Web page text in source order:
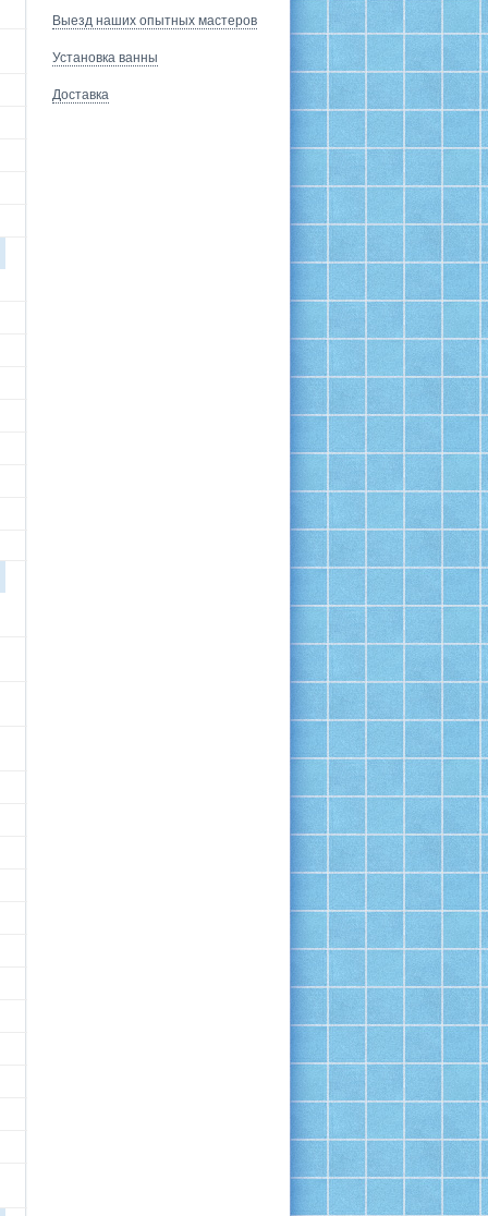
Выезд наших опытных мастеров
Установка ванны
Доставка